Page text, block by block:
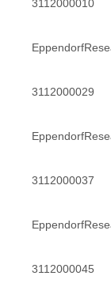
3112000010
3112000029
3112000037
3112000045